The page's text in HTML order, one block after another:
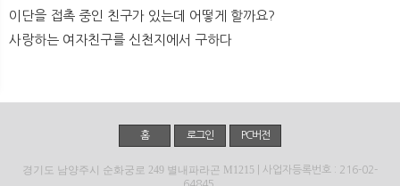
이단을 접촉 중인 친구가 있는데 어떻게 할까요?
사랑하는 여자친구를 신천지에서 구하다
홈 로그인 PC버전
경기도 남양주시 순화궁로 249 별내파라곤 M1215 | 사업자등록번호 : 216-02-